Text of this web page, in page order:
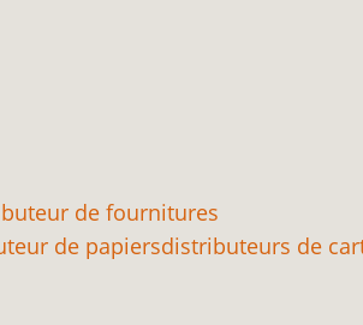
de fournitures
de papiersdistributeurs de